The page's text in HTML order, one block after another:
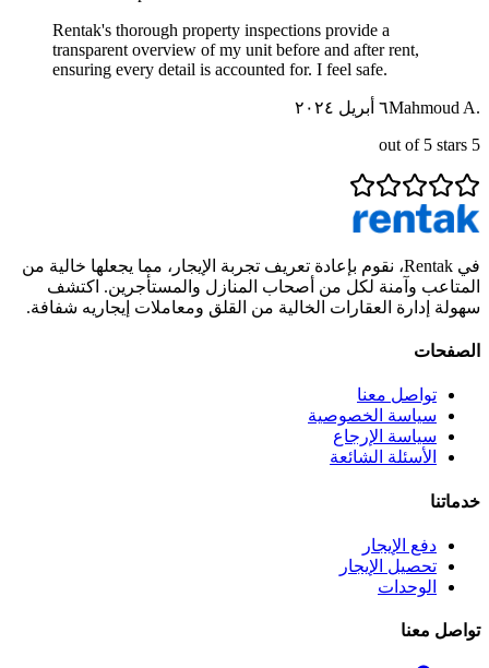
Rentak's thorough property inspections provide a
transparent overview of my unit before and after rent,
ensuring every detail is accounted for. I feel safe.
Mahmoud A.٦ أبريل ٢٠٢٤
5
في Rentak، نقوم بإعادة تعريف تجربة الإيجار، مما يجعلها خالية من
المتاعب وآمنة لكل من أصحاب المنازل والمستأجرين. اكتشف
سهولة إدارة العقارات الخالية من القلق ومعاملات إيجاريه شفافة.
الصفحات
تواصل معنا
سياسة الخصوصية
سياسة الإرجاع
الأسئلة الشائعة
خدماتنا
دفع الإيجار
تحصيل الإيجار
الوحدات
تواصل معنا